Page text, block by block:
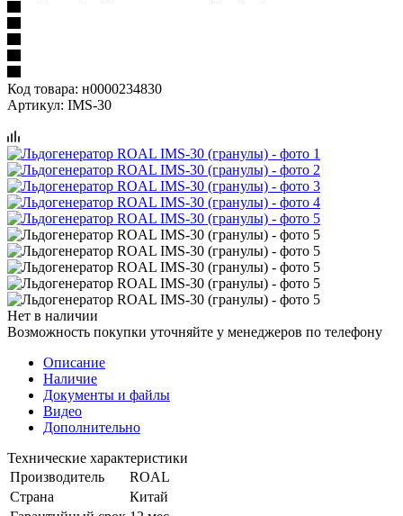
Код товара: н0000234830
Артикул: IMS-30
Нет в наличии
Возможность покупки уточняйте у менеджеров по телефону
Описание
Наличие
Документы и файлы
Видео
Дополнительно
Технические характеристики
Производитель
ROAL
Страна
Китай